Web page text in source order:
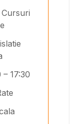
Cursuri
17:30